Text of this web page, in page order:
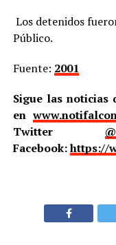
Los detenidos
Público.
Fuente: 2001
Sigue las noticias
en
Twitter
Facebook:https://